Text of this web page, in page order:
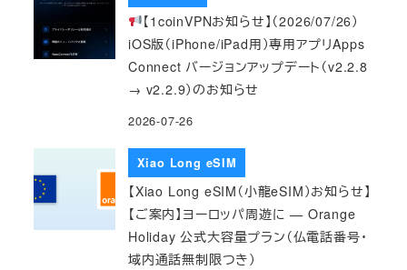
【1coinVPNお知らせ】（2026/07/26）
iOS版（iPhone/iPad用）専用アプリApps
Connect バージョンアップデート（v2.2.8
→ v2.2.9）のお知らせ
2026-07-26
Xiao Long eSIM
【Xiao Long eSIM（小龍eSIM）お知らせ】
【ご案内】ヨーロッパ周遊に — Orange
Holiday 公式大容量プラン（仏電話番号・
域内通話無制限つき）